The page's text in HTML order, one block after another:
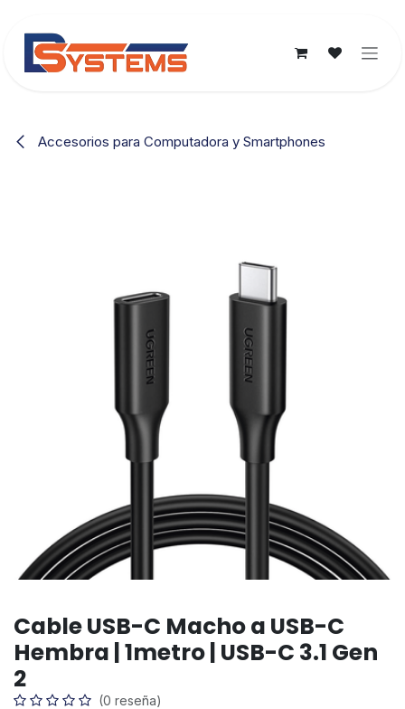
Accesorios para Computadora y Smartphones
Cable USB-C Macho a USB-C
Hembra | 1metro | USB-C 3.1 Gen
2
(0 reseña)